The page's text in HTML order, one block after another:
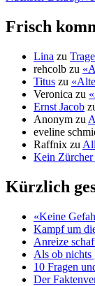
Frisch
Lina zu
rehcolb zu
Titus zu
Veronica zu
Ernst Jacob
Anonym zu
eveline
Raffnix zu
Kein Zürcher
Kürzlich
«Keine
Kampf um
Anreize
Als ob nichts
10 Fragen
Der